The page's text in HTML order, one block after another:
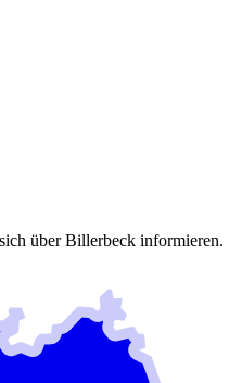
überBillerbeck informieren.